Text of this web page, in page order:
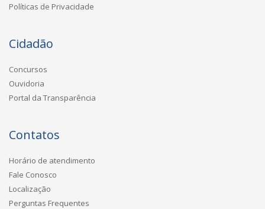
Políticas de Privacidade
Cidadão
Concursos
Ouvidoria
Portal da Transparência
Contatos
Horário de atendimento
Fale Conosco
Localização
Perguntas Frequentes